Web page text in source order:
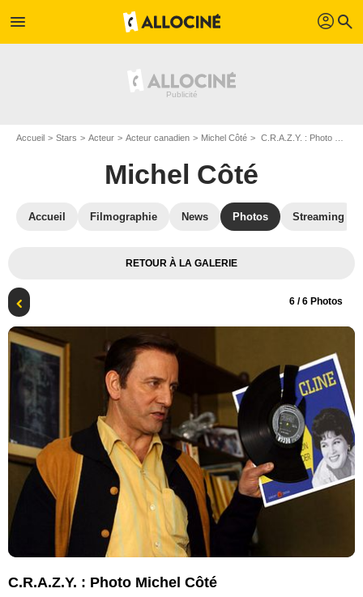
menu profil search
Accueil Stars Acteur Acteur canadien Michel Côté C.R.A.Z.Y. : Photo Michel Côté
Michel Côté
Accueil Filmographie News Photos Streaming
RETOUR À LA GALERIE
6 / 6 Photos
C.R.A.Z.Y. : Photo Michel Côté